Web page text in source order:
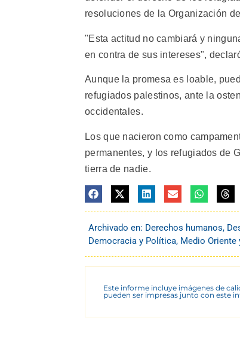
resoluciones de la Organización
"Esta actitud no cambiará y
en contra de sus intereses",
Aunque la promesa es loable,
refugiados palestinos, ante la
occidentales.
Los que nacieron como
permanentes, y los refugiados de
tierra de nadie.
Archivado en: Derechos humanos,
Democracia y Política, Medio
Este informe incluye imágenes de
pueden ser impresas junto con este